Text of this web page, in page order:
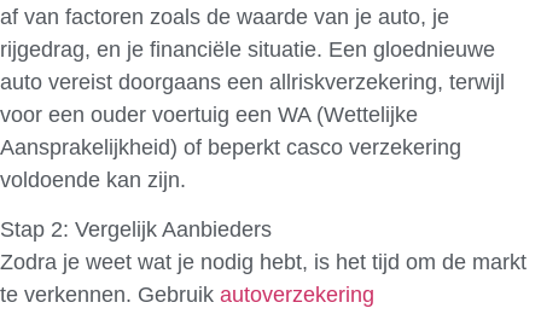
af van factoren zoals de waarde van je auto, je
rijgedrag, en je financiële situatie. Een gloednieuwe
auto vereist doorgaans een allriskverzekering, terwijl
voor een ouder voertuig een WA (Wettelijke
Aansprakelijkheid) of beperkt casco verzekering
voldoende kan zijn.
Stap 2: Vergelijk Aanbieders
Zodra je weet wat je nodig hebt, is het tijd om de markt
te verkennen. Gebruik autoverzekering